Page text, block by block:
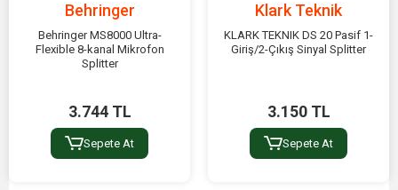
Behringer
Behringer MS8000 Ultra-
Flexible 8-kanal Mikrofon
Splitter
3.744 TL
Sepete At
Klark Teknik
KLARK TEKNIK DS 20 Pasif 1-
Giriş/2-Çıkış Sinyal Splitter
3.150 TL
Sepete At